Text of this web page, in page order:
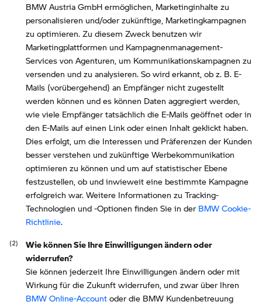
BMW Austria GmbH ermöglichen, Marketinginhalte zu
personalisieren und/oder zukünftige, Marketingkampagnen
zu optimieren. Zu diesem Zweck benutzen wir
Marketingplattformen und Kampagnenmanagement-
Services von Agenturen, um Kommunikationskampagnen zu
versenden und zu analysieren. So wird erkannt, ob z. B. E-
Mails (vorübergehend) an Empfänger nicht zugestellt
werden können und es können Daten aggregiert werden,
wie viele Empfänger tatsächlich die E-Mails geöffnet oder in
den E-Mails auf einen Link oder einen Inhalt geklickt haben.
Dies erfolgt, um die Interessen und Präferenzen der Kunden
besser verstehen und zukünftige Werbekommunikation
optimieren zu können und um auf statistischer Ebene
festzustellen, ob und inwieweit eine bestimmte Kampagne
erfolgreich war. Weitere Informationen zu Tracking-
Technologien und -Optionen finden Sie in der BMW Cookie-
Richtlinie.
Wie können Sie Ihre Einwilligungen ändern oder
widerrufen?
Sie können jederzeit Ihre Einwilligungen ändern oder mit
Wirkung für die Zukunft widerrufen, und zwar über Ihren
BMW Online-Account oder die BMW Kundenbetreuung